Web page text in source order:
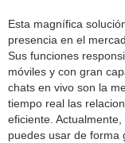
Esta magnífica
presencia en el
Sus funciones
móviles y con gran
chats en vivo son la
tiempo real las
eficiente.
puedes usar de forma